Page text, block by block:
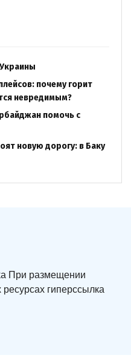
почему горит
невредимым?
помочь с
новую дорогу: в Баку
При размещении
гиперссылка